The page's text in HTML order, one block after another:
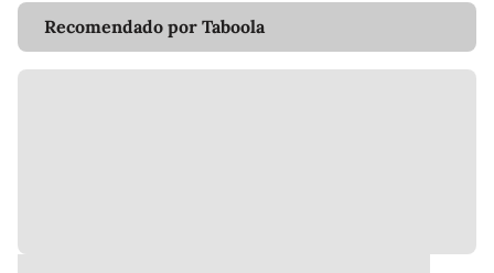
Recomendado por Taboola